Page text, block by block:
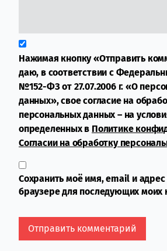
Нажимая кнопку «Отправить
даю, в соответствии с
№152-ФЗ от 27.07.2006 г. «О
данных», свое согласие на
персональных данных – на
определенных в Политике
Согласии на обработку
Сохранить моё имя, email и адрес
браузере для последующих моих